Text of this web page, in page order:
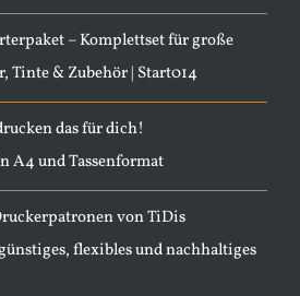
– Komplettset für große
Tinte & Zubehör | Start014
das für dich!
A4 und Tassenformat
von TiDis
flexibles und nachhaltiges